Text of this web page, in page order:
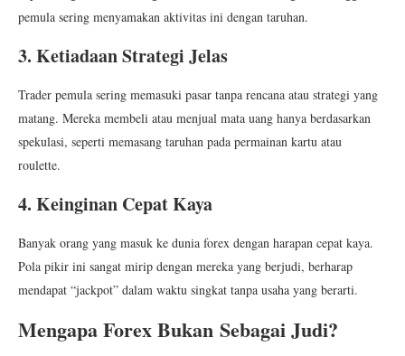
pemula sering menyamakan aktivitas ini dengan taruhan.
3. Ketiadaan Strategi Jelas
Trader pemula sering memasuki pasar tanpa rencana atau strategi yang
matang. Mereka membeli atau menjual mata uang hanya berdasarkan
spekulasi, seperti memasang taruhan pada permainan kartu atau
roulette.
4. Keinginan Cepat Kaya
Banyak orang yang masuk ke dunia forex dengan harapan cepat kaya.
Pola pikir ini sangat mirip dengan mereka yang berjudi, berharap
mendapat “jackpot” dalam waktu singkat tanpa usaha yang berarti.
Mengapa Forex Bukan Sebagai Judi?